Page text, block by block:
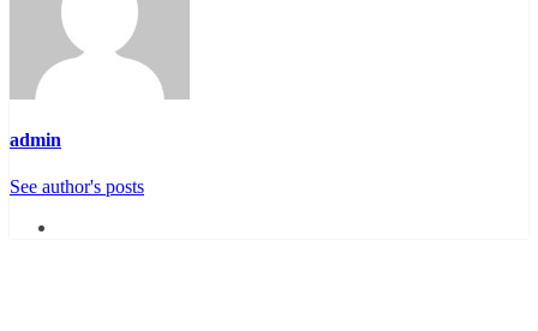
admin
See author's posts